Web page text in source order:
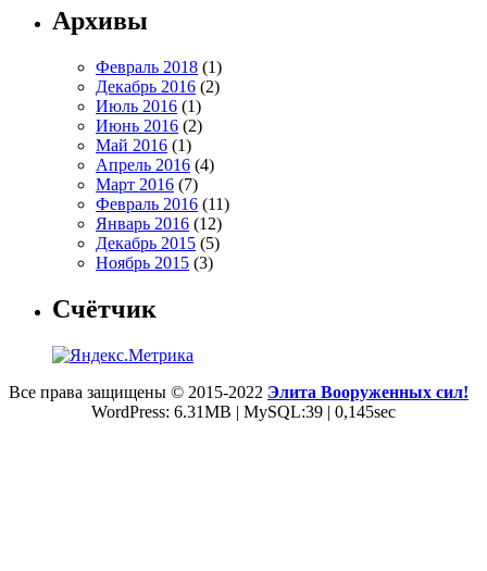
Архивы
Февраль 2018 (1)
Декабрь 2016 (2)
Июль 2016 (1)
Июнь 2016 (2)
Май 2016 (1)
Апрель 2016 (4)
Март 2016 (7)
Февраль 2016 (11)
Январь 2016 (12)
Декабрь 2015 (5)
Ноябрь 2015 (3)
Счётчик
Все права защищены © 2015-2022 Элита Вооруженных сил!
WordPress: 6.31MB | MySQL:39 | 0,145sec